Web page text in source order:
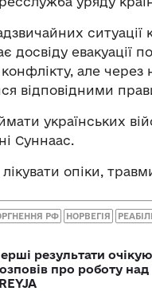
досвіду евакуації
конфлікту, але
відповідними
українських
Суннаас.
опіки,
РФ НОРВЕГІЯ
результати
про роботу